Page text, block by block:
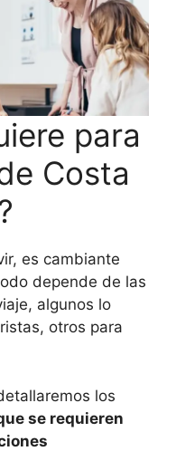
para
Costa
es cambiante
depende de las
algunos lo
otros para
los
se requieren